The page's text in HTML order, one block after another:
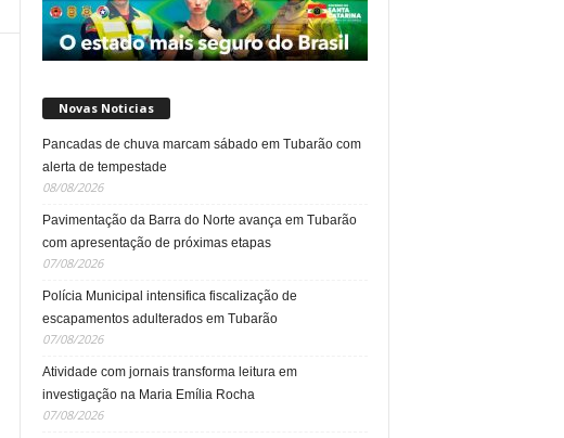
Novas Noticias
Pancadas de chuva marcam sábado em Tubarão com
alerta de tempestade
08/08/2026
Pavimentação da Barra do Norte avança em Tubarão
com apresentação de próximas etapas
07/08/2026
Polícia Municipal intensifica fiscalização de
escapamentos adulterados em Tubarão
07/08/2026
Atividade com jornais transforma leitura em
investigação na Maria Emília Rocha
07/08/2026